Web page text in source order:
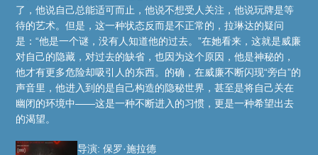
了，他说自己总能适可而止，他说不想受人关注，他说玩牌是等
待的艺术。但是，这一种状态反而是不正常的，拉琳达的疑问
是：“他是一个谜，没有人知道他的过去。”在她看来，这就是威廉
对自己的隐藏，对过去的缺省，也因为这个原因，他是神秘的，
他才有更多危险却吸引人的东西。的确，在威廉不断闪现“旁白”的
声音里，他进入到的是自己构造的隐秘世界，甚至是将自己关在
幽闭的环境中——这是一种不断进入的习惯，更是一种希望出去
的渴望。
导演: 保罗·施拉德